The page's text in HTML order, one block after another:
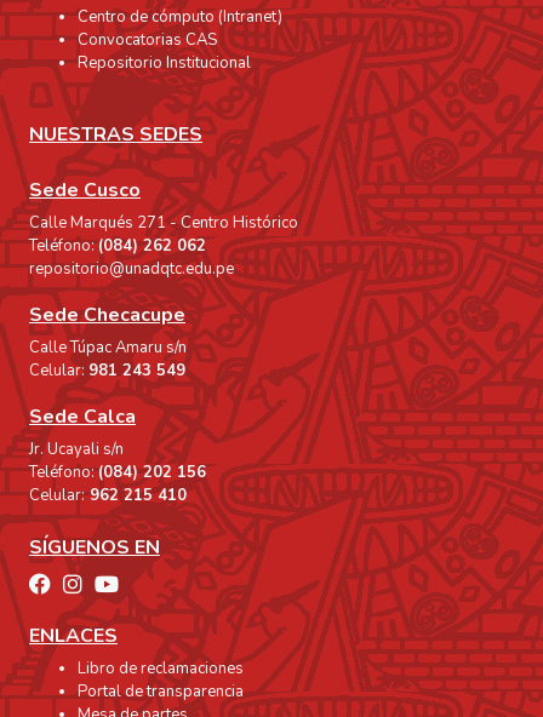
Centro de cómputo (Intranet)
Convocatorias CAS
Repositorio Institucional
NUESTRAS SEDES
Sede Cusco
Calle Marqués 271 - Centro Histórico
Teléfono:(084) 262 062
repositorio@unadqtc.edu.pe
Sede Checacupe
Calle Túpac Amaru s/n
Celular: 981 243 549
Sede Calca
Jr. Ucayali s/n
Teléfono:(084) 202 156
Celular:962 215 410
SÍGUENOS EN
ENLACES
Libro de reclamaciones
Portal de transparencia